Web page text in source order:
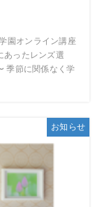
園オンライン講座
あったレンズ選
節に関係なく学
お知らせ